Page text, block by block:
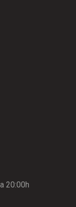
20:00h